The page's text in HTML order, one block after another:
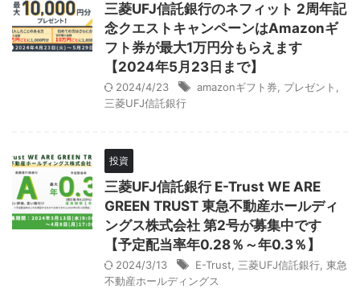
三菱UFJ信託銀行のネフィット 2周年記
念クエストキャンペーンはAmazonギ
フト券が最大1万円分もらえます
【2024年5月23日まで】
2024/4/23 amazonギフト券 プレゼント
三菱UFJ信託銀行
投資
三菱UFJ信託銀行 E-Trust WE ARE
GREEN TRUST 東急不動産ホールディ
ングス株式会社 第2号が募集中です
【予定配当率年0.28％～年0.3％】
2024/3/13 E-Trust 三菱UFJ信託銀行 東急
不動産ホールディングス